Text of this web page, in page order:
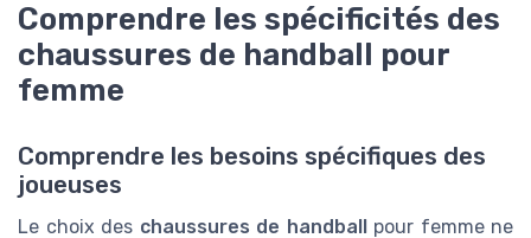
Comprendre les spécificités des
chaussures de handball pour
femme
Comprendre les besoins spécifiques des
joueuses
Le choix des chaussures de handballpour femme ne